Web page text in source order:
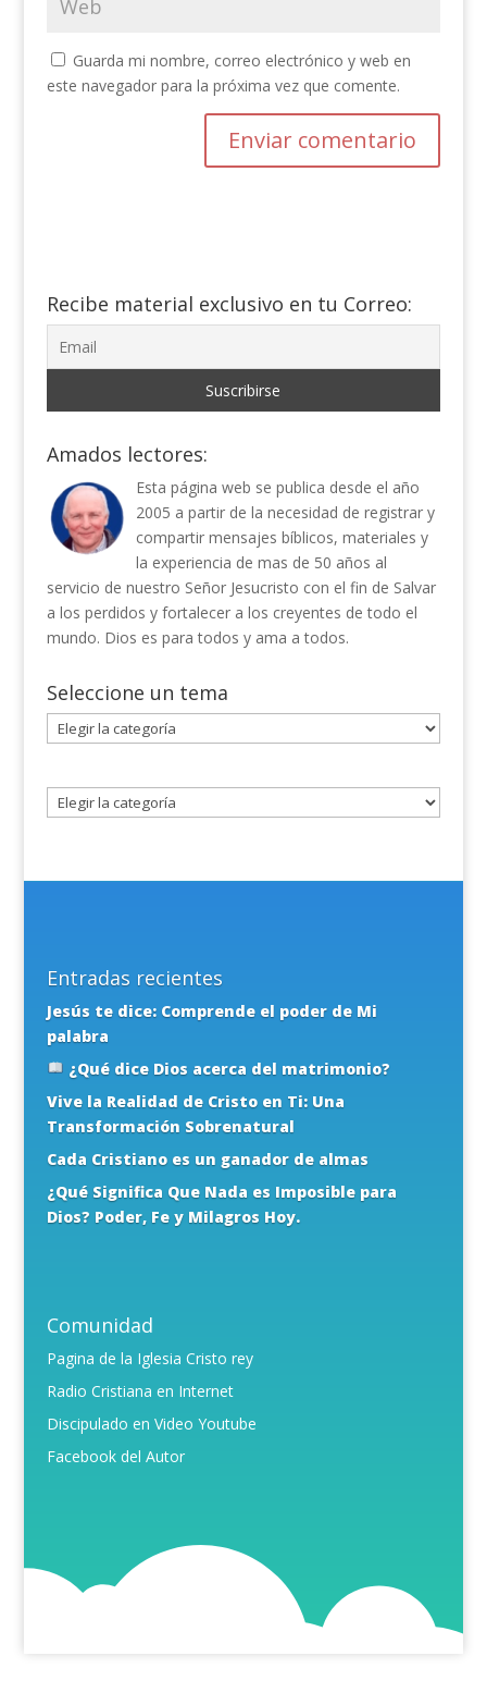
Guarda mi nombre, correo electrónico y web en
este navegador para la próxima vez que comente.
Recibe material exclusivo en tu Correo:
Amados lectores:
Esta página web se publica desde el año
2005 a partir de la necesidad de registrar y
compartir mensajes bíblicos, materiales y
la experiencia de mas de 50 años al
servicio de nuestro Señor Jesucristo con el fin de Salvar
a los perdidos y fortalecer a los creyentes de todo el
mundo. Dios es para todos y ama a todos.
Seleccione un tema
Seleccione
un
Entradas recientes
Jesús te dice: Comprende el poder de Mi
palabra
¿Qué dice Dios acerca del matrimonio?
Vive la Realidad de Cristo en Ti: Una
Transformación Sobrenatural
Cada Cristiano es un ganador de almas
¿Qué Significa Que Nada es Imposible para
Dios? Poder, Fe y Milagros Hoy.
Comunidad
Pagina de la Iglesia Cristo rey
Radio Cristiana en Internet
Discipulado en Video Youtube
Facebook del Autor